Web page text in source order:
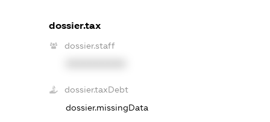
dossier.tax
dossier.staff
dossier.taxDebt
dossier.missingData